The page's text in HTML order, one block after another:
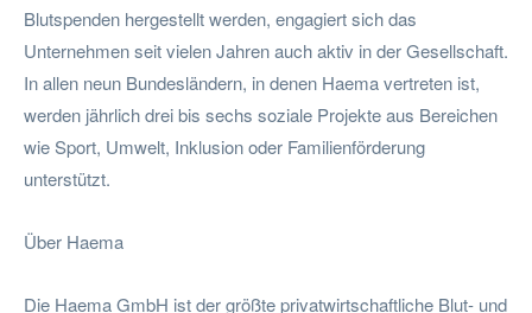
Blutspenden hergestellt werden, engagiert sich das
Unternehmen seit vielen Jahren auch aktiv in der Gesellschaft.
In allen neun Bundesländern, in denen Haema vertreten ist,
werden jährlich drei bis sechs soziale Projekte aus Bereichen
wie Sport, Umwelt, Inklusion oder Familienförderung
unterstützt.
Über Haema
Die Haema GmbH ist der größte privatwirtschaftliche Blut- und